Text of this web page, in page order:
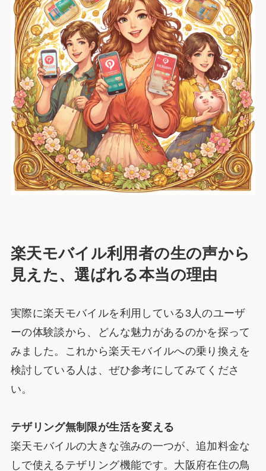
楽天モバイル利用者の生の声から
見えた、選ばれる本当の理由
実際に楽天モバイルを利用している3人のユーザ
ーの体験談から、どんな魅力があるのかを探って
みました。これから楽天モバイルへの乗り換えを
検討している人は、ぜひ参考にしてみてくださ
い。
テザリング無制限が生活を変える
楽天モバイルの大きな強みの一つが、追加料金な
しで使えるテザリング機能です。大阪府在住の鳥